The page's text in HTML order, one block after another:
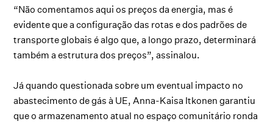
“Não comentamos aqui os preços da energia, mas é
evidente que a configuração das rotas e dos padrões de
transporte globais é algo que, a longo prazo, determinará
também a estrutura dos preços”, assinalou.
Já quando questionada sobre um eventual impacto no
abastecimento de gás à UE, Anna-Kaisa Itkonen garantiu
que o armazenamento atual no espaço comunitário ronda